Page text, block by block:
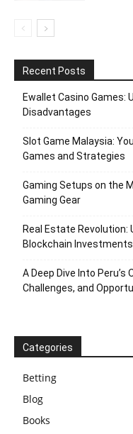
Recent Posts
Ewallet Casino Games:
Disadvantages
Slot Game Malaysia:
Games and Strategies
Gaming Setups on the
Gaming Gear
Real Estate Revolution:
Blockchain Investments
A Deep Dive Into
Challenges, and
Categories
Betting
Blog
Books